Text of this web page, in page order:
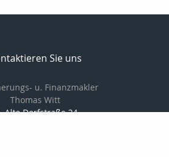
Sie uns
u. Finanzmakler
Thomas Witt
Alte Dorfstraße 24